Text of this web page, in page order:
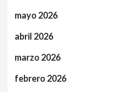
mayo 2026
abril 2026
marzo 2026
febrero 2026